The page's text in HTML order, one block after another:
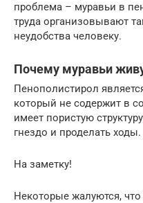
проблема – муравьи в
труда организовывают
неудобства человеку.
Почему муравьи
Пенополистирол
который не содержит в
имеет пористую
гнездо и проделать ходы.
На заметку!
Некоторые жалуются,